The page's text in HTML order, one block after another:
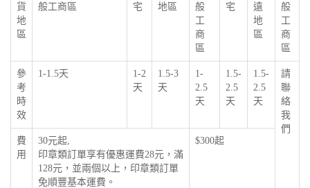
貨
地
區
般工商區
宅
地區
般
工
商
區
宅
遠
地
區
般
工
商
區
參
考
時
效
1-1.5天
1-2
天
1.5-3
天
1-
2.5
天
1.5-
2.5
天
1.5-
2.5
天
請
聯
絡
我
們
費
用
30元起,
印章類訂單享有優惠運費28元，滿
128元，並兩個以上，印章類訂單
免順豐基本運費。
$300起